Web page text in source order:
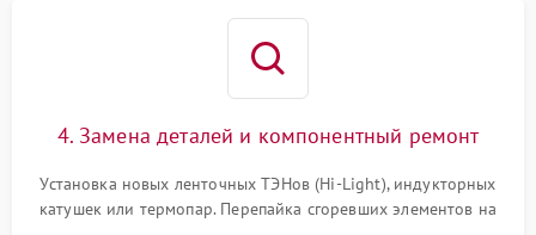
4. Замена деталей и компонентный ремонт
Установка новых ленточных ТЭНов (Hi-Light), индукторных
катушек или термопар. Перепайка сгоревших элементов на